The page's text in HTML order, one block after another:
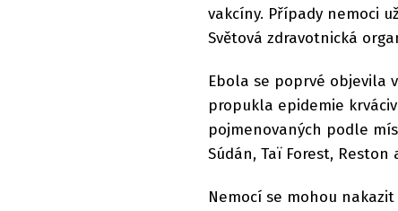
vakcíny. Případy nemoci
Světová zdravotnická
Ebola se poprvé objevila
propukla epidemie
pojmenovaných podle
Súdán, Taï Forest,
Nemocí se mohou